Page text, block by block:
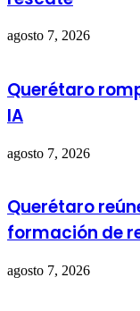
agosto 7, 2026
Querétaro
IA
agosto 7, 2026
Querétaro
formación de
agosto 7, 2026